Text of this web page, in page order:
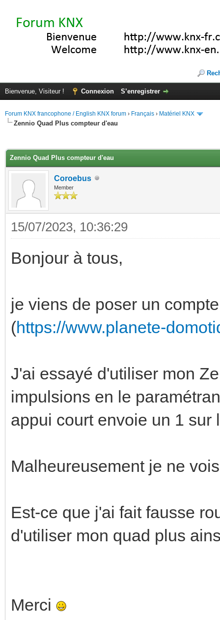
Bienvenue, Visiteur ! Connexion S’enregistrer
Forum KNX francophone / English KNX forum › Français › Matériel KNX
Zennio Quad Plus compteur d'eau
Zennio Quad Plus compteur d'eau
Coroebus
Member
15/07/2023, 10:36:29
Bonjour à tous,
je viens de poser un
(https://www.planete-
J'ai essayé d'utiliser mon
impulsions en le
appui court envoie un 1 sur
Malheureusement je ne
Est-ce que j'ai fait fausse
d'utiliser mon quad plus
Merci